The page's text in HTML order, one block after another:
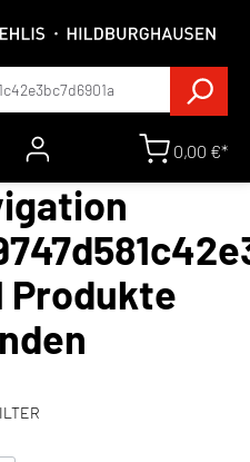
0,00 €*
Produkte